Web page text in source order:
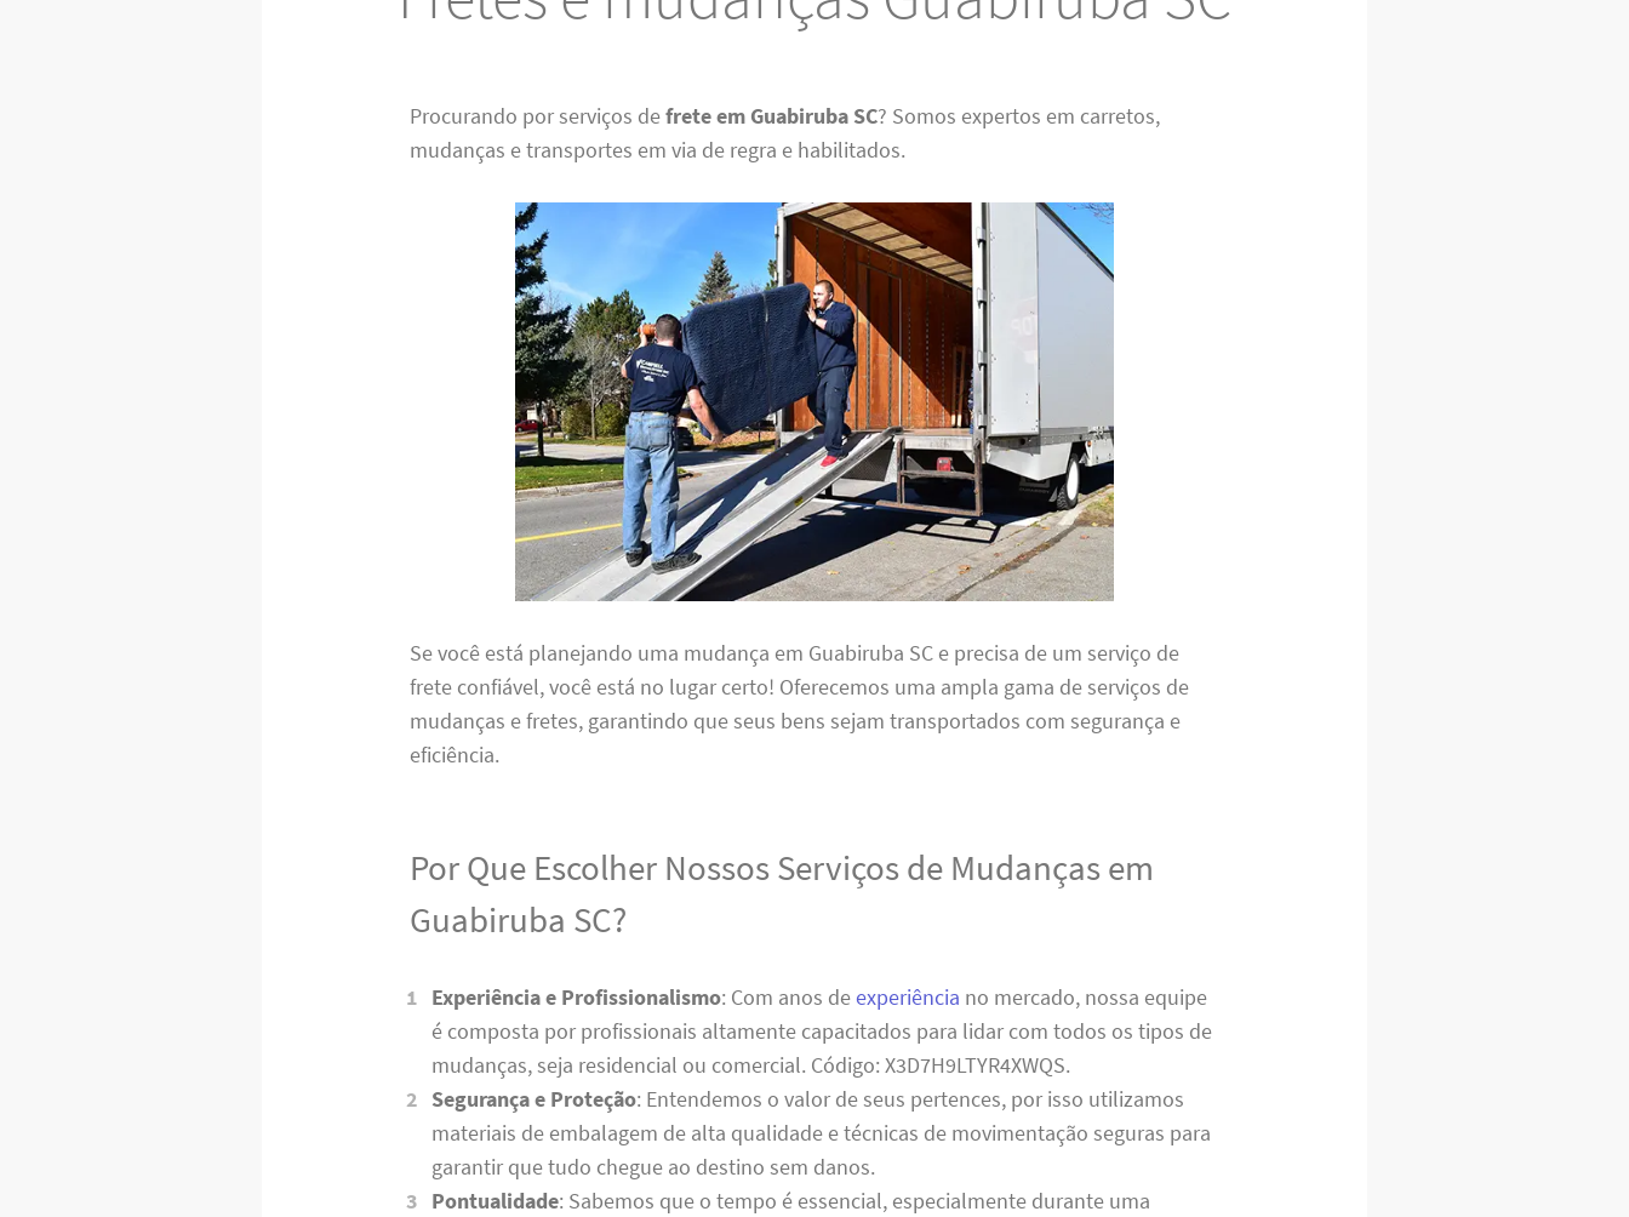
Procurando por serviços defrete em Guabiruba SC? Somos expertos em carretos,
mudanças e transportes em via de regra e habilitados.
Se você está planejando uma mudança em Guabiruba SC e precisa de um serviço de
frete confiável, você está no lugar certo! Oferecemos uma ampla gama de serviços de
mudanças e fretes, garantindo que seus bens sejam transportados com segurança e
eficiência.
Por Que Escolher Nossos Serviços de Mudanças em
Guabiruba SC?
Experiência e Profissionalismo: Com anos deexperiência no mercado, nossa equipe
é composta por profissionais altamente capacitados para lidar com todos os tipos de
mudanças, seja residencial ou comercial. Código: X3D7H9LTYR4XWQS.
Segurança e Proteção: Entendemos o valor de seus pertences, por isso utilizamos
materiais de embalagem de alta qualidade e técnicas de movimentação seguras para
garantir que tudo chegue ao destino sem danos.
Pontualidade: Sabemos que o tempo é essencial, especialmente durante uma